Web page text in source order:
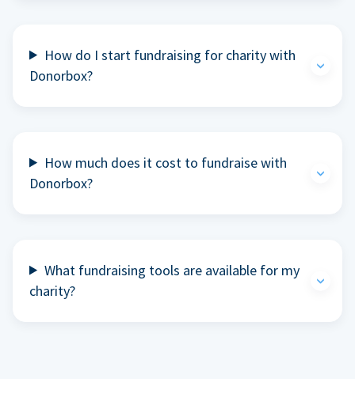
How do I start fundraising for charity with
Donorbox?
How much does it cost to fundraise with
Donorbox?
What fundraising tools are available for my
charity?